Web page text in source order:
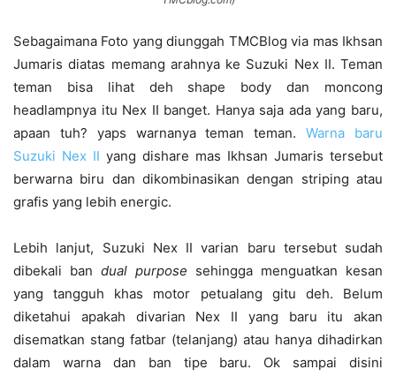
Sebagaimana Foto yang diunggah TMCBlog via mas Ikhsan
Jumaris diatas memang arahnya ke Suzuki Nex II. Teman
teman bisa lihat deh shape body dan moncong
headlampnya itu Nex II banget. Hanya saja ada yang baru,
apaan tuh? yaps warnanya teman teman.Warna baru
Suzuki Nex II yang dishare mas Ikhsan Jumaris tersebut
berwarna biru dan dikombinasikan dengan striping atau
grafis yang lebih energic.
Lebih lanjut, Suzuki Nex II varian baru tersebut sudah
dibekali ban dual purpose sehingga menguatkan kesan
yang tangguh khas motor petualang gitu deh. Belum
diketahui apakah divarian Nex II yang baru itu akan
disematkan stang fatbar (telanjang) atau hanya dihadirkan
dalam warna dan ban tipe baru. Ok sampai disini